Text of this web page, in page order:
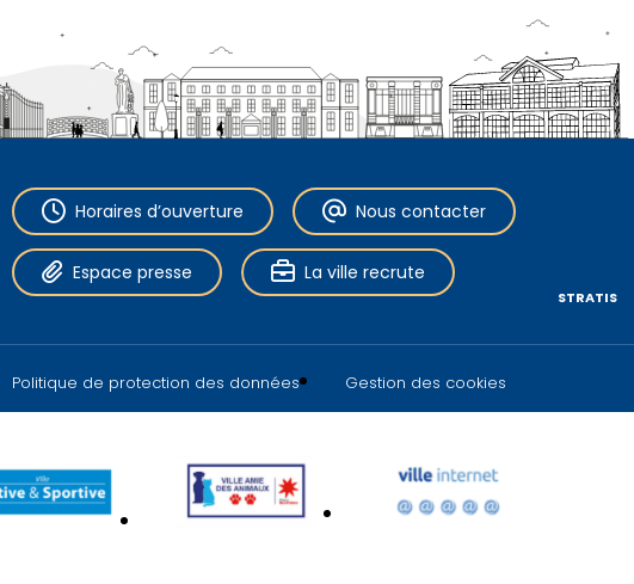
Horaires d’ouverture Nous contacter
Espace presse La ville recrute
Politique de protection des données Gestion des cookies
STRATIS